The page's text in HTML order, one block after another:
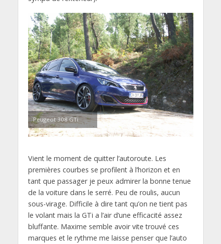
Peugeot 308 GTi
Vient le moment de quitter l’autoroute. Les
premières courbes se profilent à l’horizon et en
tant que passager je peux admirer la bonne tenue
de la voiture dans le serré. Peu de roulis, aucun
sous-virage. Difficile à dire tant qu’on ne tient pas
le volant mais la GTi a l’air d’une efficacité assez
bluffante. Maxime semble avoir vite trouvé ces
marques et le rythme me laisse penser que l’auto